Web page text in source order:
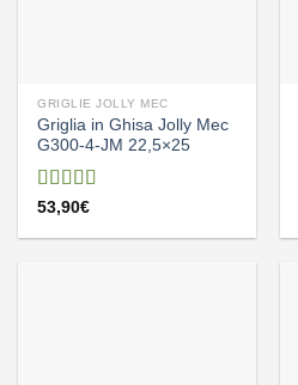
GRIGLIE JOLLY MEC
Griglia in Ghisa Jolly Mec
G300-4-JM 22,5×25
Valutato
53,90€